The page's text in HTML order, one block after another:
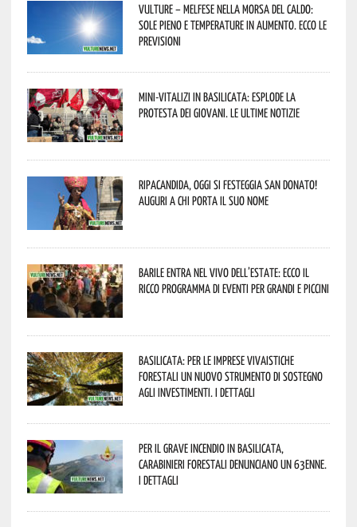
Vulture – melfese nella morsa del caldo:
sole pieno e temperature in aumento. Ecco le
previsioni
Mini-vitalizi in Basilicata: esplode la
protesta dei giovani. Le ultime notizie
Ripacandida, oggi si festeggia San Donato!
Auguri a chi porta il suo nome
Barile entra nel vivo dell’estate: ecco il
ricco programma di eventi per grandi e piccini
Basilicata: per le imprese vivaistiche
forestali un nuovo strumento di sostegno
agli investimenti. I dettagli
Per il grave incendio in Basilicata,
Carabinieri forestali denunciano un 63enne.
I dettagli